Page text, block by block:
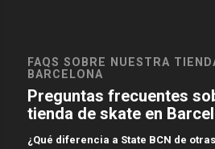
FAQS SOBRE NUESTRA
BARCELONA
Preguntas frecuentes
tienda de skate en
¿Qué diferencia a State BCN de